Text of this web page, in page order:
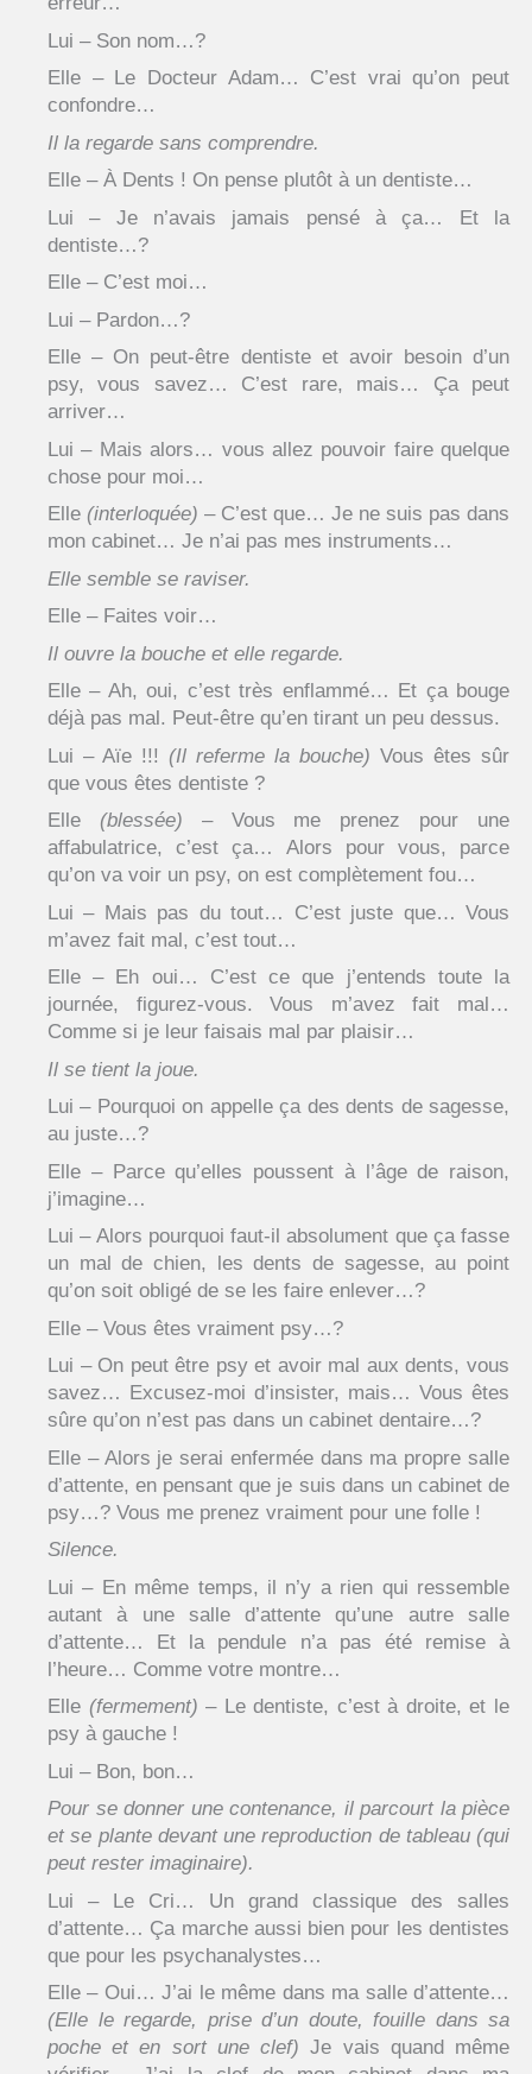
Lui – Son nom…?
Elle – Le Docteur Adam… C’est vrai qu’on peut
confondre…
Il la regarde sans comprendre.
Elle – À Dents ! On pense plutôt à un dentiste…
Lui – Je n’avais jamais pensé à ça… Et la
dentiste…?
Elle – C’est moi…
Lui – Pardon…?
Elle – On peut-être dentiste et avoir besoin d’un
psy, vous savez… C’est rare, mais… Ça peut
arriver…
Lui – Mais alors… vous allez pouvoir faire quelque
chose pour moi…
Elle (interloquée) – C’est que… Je ne suis pas dans
mon cabinet… Je n’ai pas mes instruments…
Elle semble se raviser.
Elle – Faites voir…
Il ouvre la bouche et elle regarde.
Elle – Ah, oui, c’est très enflammé… Et ça bouge
déjà pas mal. Peut-être qu’en tirant un peu dessus.
Lui – Aïe !!! (Il referme la bouche) Vous êtes sûr
que vous êtes dentiste ?
Elle (blessée) – Vous me prenez pour une
affabulatrice, c’est ça… Alors pour vous, parce
qu’on va voir un psy, on est complètement fou…
Lui – Mais pas du tout… C’est juste que… Vous
m’avez fait mal, c’est tout…
Elle – Eh oui… C’est ce que j’entends toute la
journée, figurez-vous. Vous m’avez fait mal…
Comme si je leur faisais mal par plaisir…
Il se tient la joue.
Lui – Pourquoi on appelle ça des dents de sagesse,
au juste…?
Elle – Parce qu’elles poussent à l’âge de raison,
j’imagine…
Lui – Alors pourquoi faut-il absolument que ça fasse
un mal de chien, les dents de sagesse, au point
qu’on soit obligé de se les faire enlever…?
Elle – Vous êtes vraiment psy…?
Lui – On peut être psy et avoir mal aux dents, vous
savez… Excusez-moi d’insister, mais… Vous êtes
sûre qu’on n’est pas dans un cabinet dentaire…?
Elle – Alors je serai enfermée dans ma propre salle
d’attente, en pensant que je suis dans un cabinet de
psy…? Vous me prenez vraiment pour une folle !
Silence.
Lui – En même temps, il n’y a rien qui ressemble
autant à une salle d’attente qu’une autre salle
d’attente… Et la pendule n’a pas été remise à
l’heure… Comme votre montre…
Elle (fermement)– Le dentiste, c’est à droite, et le
psy à gauche !
Lui – Bon, bon…
Pour se donner une contenance, il parcourt la pièce
et se plante devant une reproduction de tableau (qui
peut rester imaginaire).
Lui – Le Cri… Un grand classique des salles
d’attente… Ça marche aussi bien pour les dentistes
que pour les psychanalystes…
Elle – Oui… J’ai le même dans ma salle d’attente…
(Elle le regarde, prise d’un doute, fouille dans sa
poche et en sort une clef) Je vais quand même